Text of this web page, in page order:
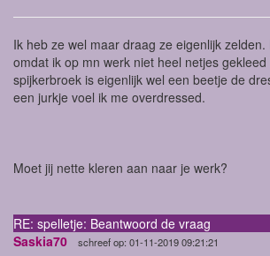
Ik heb ze wel maar draag ze eigenlijk
omdat ik op mn werk niet heel netjes
spijkerbroek is eigenlijk wel een beetje de
een jurkje voel ik me overdressed.
Moet jij nette kleren aan naar je werk?
RE: spelletje: Beantwoord de vraag
Saskia70
schreef op: 01-11-2019 09:21:21